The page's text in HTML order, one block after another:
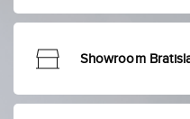
Showroom